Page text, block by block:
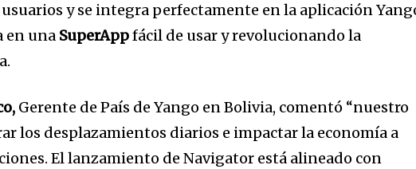
y se integra perfectamente en la aplicación
en una SuperAppfácil de usar y revolucionando la
Gerente de País de Yango en Bolivia, comentó “nuestro
los desplazamientos diarios e impactar la economía a
El lanzamiento de Navigator está alineado con